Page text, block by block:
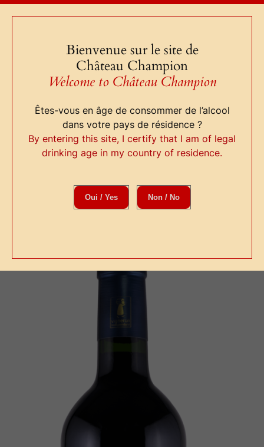
Aller
Bienvenue sur le site de
Château Champion
Welcome to Château Champion
Êtes-vous en âge de consommer de l’alcool
dans votre pays de résidence ?
By entering this site, I certify that I am of legal
drinking age in my country of residence.
Oui / Yes Non / No
Boutique
F.A.Q
Infos
Contact
Château Haute-
Terrasse